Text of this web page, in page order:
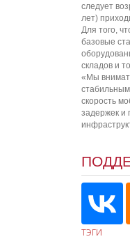
следует
лет)
Для того,
базовые
складов и
«Мы
скорость
задержек и
ТЭГИ